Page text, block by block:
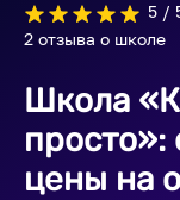
5 /
2 отзыва о школе
Школа
просто»:
цены на